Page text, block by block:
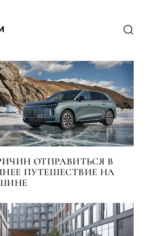
ОТПРАВИТЬСЯ В
ПУТЕШЕСТВИЕ НА